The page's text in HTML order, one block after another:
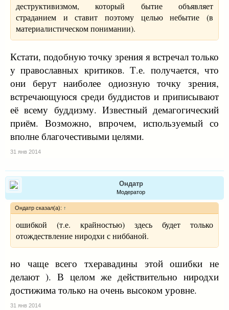
деструктивизмом, который бытие объявляет
страданием и ставит поэтому целью небытие (в
материалистическом понимании).
Кстати, подобную точку зрения я встречал только
у православных критиков. Т.е. получается, что
они берут наиболее одиозную точку зрения,
встречающуюся среди буддистов и приписывают
её всему буддизму. Известный демагогический
приём. Возможно, впрочем, используемый со
вполне благочестивыми целями.
31 янв 2014
Ондатр
Модератор
Ондатр сказал(а): ↑
ошибкой (т.е. крайностью) здесь будет только
отождествление ниродхи с ниббаной.
но чаще всего тхеравадины этой ошибки не
делают ). В целом же действительно ниродхи
достижима только на очень высоком уровне.
31 янв 2014